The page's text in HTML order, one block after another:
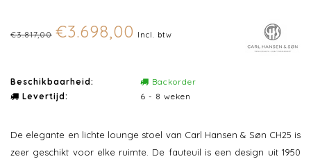
€3.817,00 €3.698,00 Incl. btw
Beschikbaarheid:
Backorder
Levertijd:
6 - 8 weken
De elegante en lichte lounge stoel van Carl Hansen & Søn CH25 is
zeer geschikt voor elke ruimte. De fauteuil is een design uit 1950